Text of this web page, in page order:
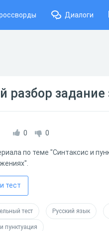
Диалоги
разбор задание
0 0
по теме "Синтаксис и
тест
тест Русский язык
пунктуация